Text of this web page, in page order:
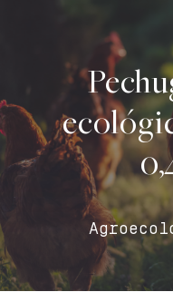
Nosotros
Contacto